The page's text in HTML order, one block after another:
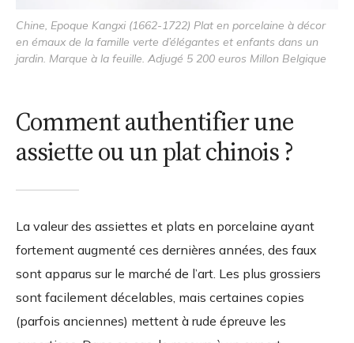
Chine, Epoque Kangxi (1662-1722) Plat en porcelaine à décor
en émaux de la famille verte d’élégantes et enfants dans un
jardin. Marque à la feuille. Adjugé 5 200 euros Millon Belgique
Comment authentifier une
assiette ou un plat chinois ?
La valeur des assiettes et plats en porcelaine ayant
fortement augmenté ces dernières années, des faux
sont apparus sur le marché de l’art. Les plus grossiers
sont facilement décelables, mais certaines copies
(parfois anciennes) mettent à rude épreuve les